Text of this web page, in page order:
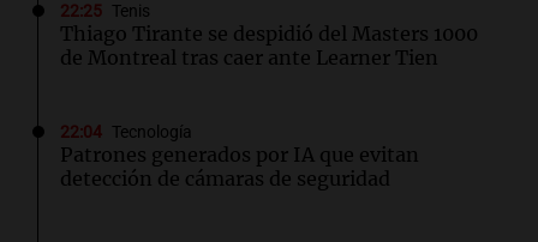
22:25 Tenis
Thiago Tirante se despidió del Masters 1000
de Montreal tras caer ante Learner Tien
22:04 Tecnología
Patrones generados por IA que evitan
detección de cámaras de seguridad